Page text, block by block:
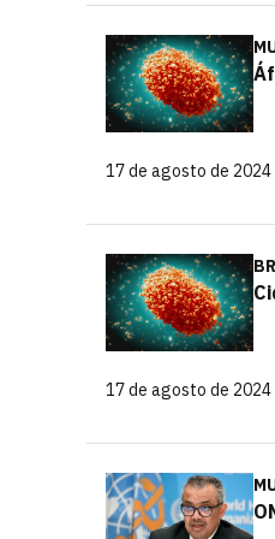
17 de agosto de 2024
17 de agosto de 2024